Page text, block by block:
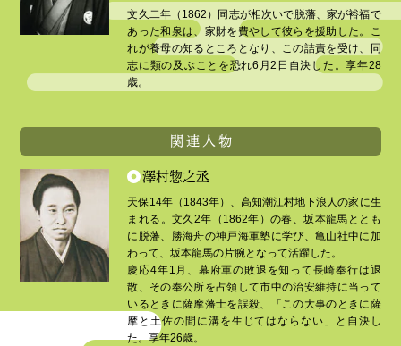
文久二年（1862）同志が相次いで脱藩、家が裕福で
あった和泉は、家財を費やして彼らを援助した。こ
れが養母の知るところとなり、この詰責を受け、同
志に類の及ぶことを恐れ6月2日自決した。享年28
歳。
関連人物
澤村惣之丞
天保14年（1843年）、高知潮江村地下浪人の家に生
まれる。文久2年（1862年）の春、坂本龍馬ととも
に脱藩、勝海舟の神戸海軍塾に学び、亀山社中に加
わって、坂本龍馬の片腕となって活躍した。
慶応4年1月、幕府軍の敗退を知って長崎奉行は退
散、その奉公所を占領して市中の治安維持に当って
いるときに薩摩藩士を誤殺、「この大事のときに薩
摩と土佐の間に溝を生じてはならない」と自決し
た。享年26歳。